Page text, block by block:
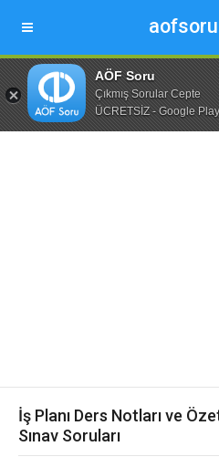
AÖF Soru
Çıkmış Sorular Cepte
ÜCRETSİZ - Google
İş Planı Ders Notları ve
Sınav Soruları